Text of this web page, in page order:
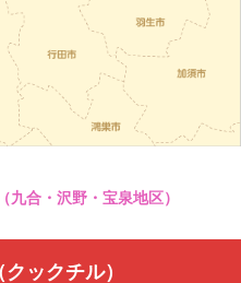
九合・沢野・宝泉地区）
ックチル）